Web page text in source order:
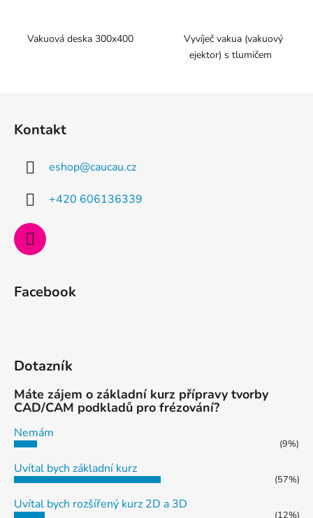
Vakuová deska 300x400
Vyvíječ vakua (vakuový
ejektor) s tlumičem
Kontakt
eshop@caucau.cz
+420 606136339
Facebook
Dotazník
Máte zájem o základní kurz přípravy tvorby
CAD/CAM podkladů pro frézování?
Nemám
(9%)
Uvítal bych základní kurz
(57%)
Uvítal bych rozšířený kurz 2D a 3D
(12%)